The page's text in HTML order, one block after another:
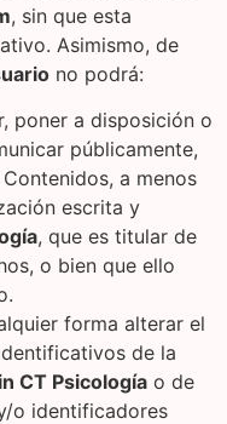
, sin que esta
Asimismo, de
no podrá:
poner a disposición o
públicamente,
a menos
escrita y
, que es titular de
o bien que ello
forma alterar el
de la
CT Psicología o de
o identificadores